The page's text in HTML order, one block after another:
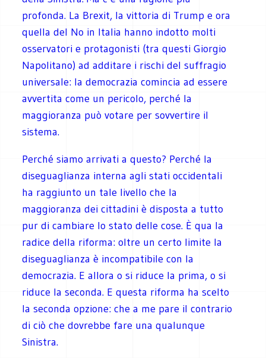
profonda. La Brexit, la vittoria di Trump e ora
quella del No in Italia hanno indotto molti
osservatori e protagonisti (tra questi Giorgio
Napolitano) ad additare i rischi del suffragio
universale: la democrazia comincia ad essere
avvertita come un pericolo, perché la
maggioranza può votare per sovvertire il
sistema.
Perché siamo arrivati a questo? Perché la
diseguaglianza interna agli stati occidentali
ha raggiunto un tale livello che la
maggioranza dei cittadini è disposta a tutto
pur di cambiare lo stato delle cose. È qua la
radice della riforma: oltre un certo limite la
diseguaglianza è incompatibile con la
democrazia. E allora o si riduce la prima, o si
riduce la seconda. E questa riforma ha scelto
la seconda opzione: che a me pare il contrario
di ciò che dovrebbe fare una qualunque
Sinistra.